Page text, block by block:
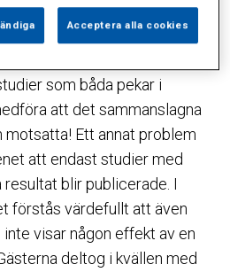
många exempel på hur
metaanalyser. “Simpson’s
som båda pekar i
att det sammanslagna
motsatta! Ett annat problem
att endast studier med
blir publicerade. I
förstås värdefullt att även
visar någon effekt av en
deltog i kvällen med
Acceptera alla cookies